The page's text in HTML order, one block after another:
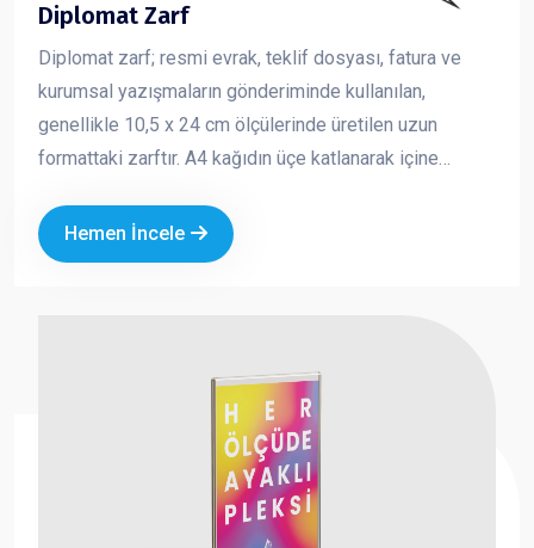
Diplomat Zarf
Diplomat zarf; resmi evrak, teklif dosyası, fatura ve
kurumsal yazışmaların gönderiminde kullanılan,
genellikle 10,5 x 24 cm ölçülerinde üretilen uzun
formattaki zarftır. A4 kağıdın üçe katlanarak içine
dünyasında en çok tercih edilen zarf türlerinden biridir.
Kurumsal logo ve iletişim bilgileriyle baskılı olarak
Hemen İncele